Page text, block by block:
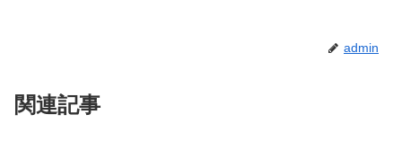
admin
関連記事